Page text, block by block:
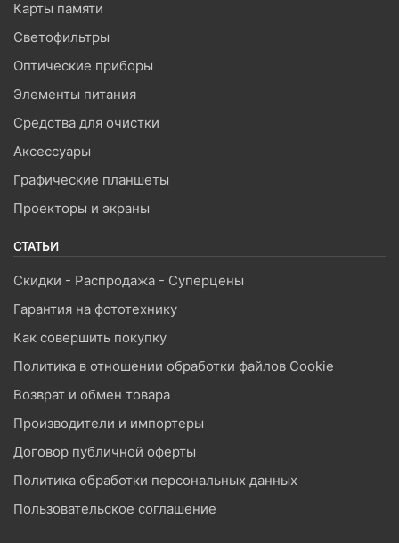
Карты памяти
Светофильтры
Оптические приборы
Элементы питания
Средства для очистки
Аксессуары
Графические планшеты
Проекторы и экраны
СТАТЬИ
Скидки - Распродажа - Суперцены
Гарантия на фототехнику
Как совершить покупку
Политика в отношении обработки файлов Cookie
Возврат и обмен товара
Производители и импортеры
Договор публичной оферты
Политика обработки персональных данных
Пользовательское соглашение